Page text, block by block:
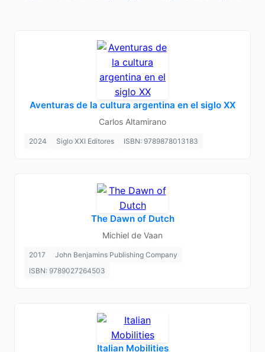
Aventuras de la cultura argentina en el siglo XX
Carlos Altamirano
2024 Siglo XXI Editores ISBN: 9789878013183
The Dawn of Dutch
Michiel de Vaan
2017
John Benjamins Publishing Company
ISBN: 9789027264503
Italian Mobilities